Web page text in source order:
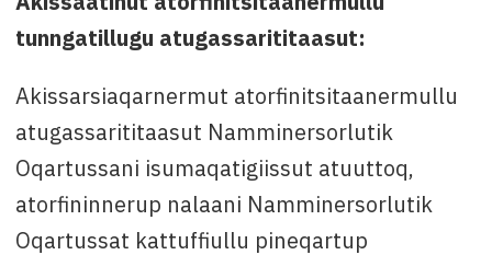
tunngatillugu atugassarititaasut:
Akissarsiaqarnermut atorfinitsitaanermullu
atugassarititaasut Namminersorlutik
Oqartussani isumaqatigiissut atuuttoq,
atorfininnerup nalaani Namminersorlutik
Oqartussat kattuffiullu pineqartup